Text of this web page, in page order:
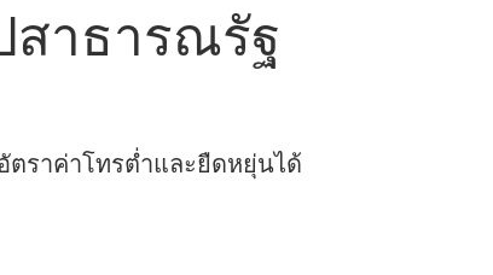
สาธารณรัฐ
ตราค่าโทรต่ำและยืดหยุ่นได้